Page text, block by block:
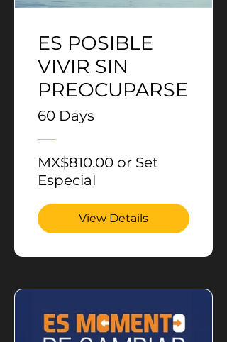
ES POSIBLE
VIVIR SIN
PREOCUPARSE
60 Days
MX$810.00 or Set
Especial
View Details